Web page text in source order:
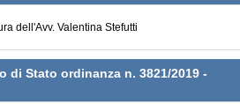
dell'Avv. Valentina Stefutti
di Stato ordinanza n. 3821/2019 -